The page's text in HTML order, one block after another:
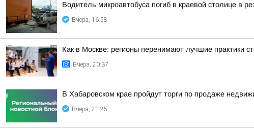
Водитель микроавтобуса погиб в краевой столице в
Вчера, 16:58
Как в Москве: регионы перенимают лучшие практики
Вчера, 20:37
В Хабаровском крае пройдут торги по продаже
Вчера, 21:25